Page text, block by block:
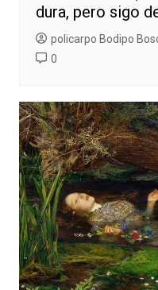
dura, pero sigo
policarpo Bodipo
0